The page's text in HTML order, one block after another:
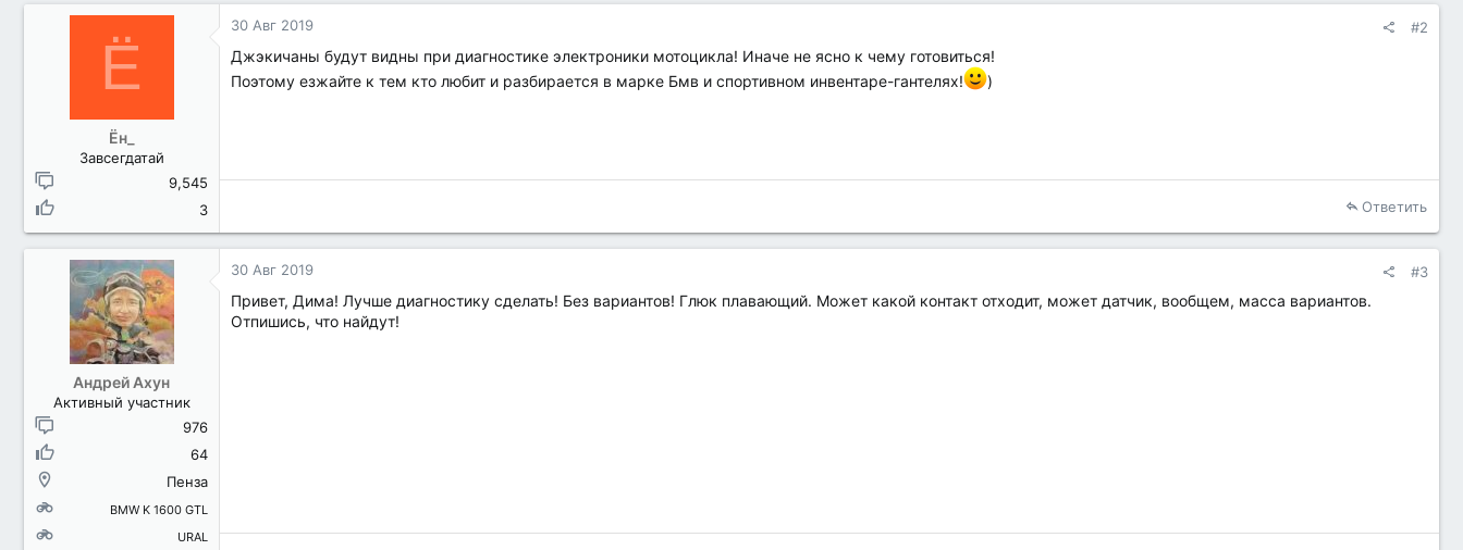
Ё
Ён_
Завсегдатай
9,545
3
30 Авг 2019 #2
Джэкичаны будут видны при диагностике электроники мотоцикла! Иначе не ясно к чему готовиться!
Поэтому езжайте к тем кто любит и разбирается в марке Бмв и спортивном инвентаре-гантелях!
)
Ответить
Андрей Ахун
Активный участник
976
64
Пенза
BMW K 1600 GTL
URAL
30 Авг 2019 #3
Привет, Дима! Лучше диагностику сделать! Без вариантов! Глюк плавающий. Может какой контакт отходит, может датчик, вообщем, масса вариантов.
Отпишись, что найдут!